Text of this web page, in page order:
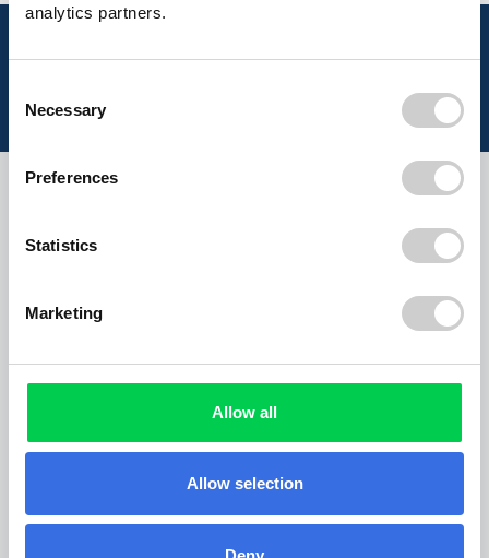
analytics partners.
Selection
Necessary
Preferences
Statistics
Marketing
Allow all
Allow selection
in Unstrut-Hainich-Kreis entsorgt.
Wählen Sie Ihre Abfallart
Bauschutt
Sperrmüll
Altholz